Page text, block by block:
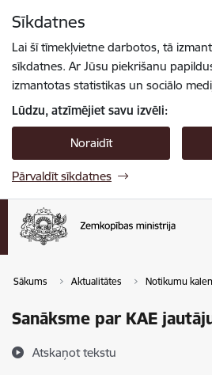
Sīkdatnes
Lai šī tīmekļvietne darbotos, tā
sīkdatnes. Ar Jūsu piekrišanu
izmantotas statistikas un sociālo
Lūdzu, atzīmējiet savu izvēli:
Noraidīt
Pārvaldīt sīkdatnes
Sākums Aktualitātes Notikumu
Sanāksme par KAE
Atskaņot tekstu